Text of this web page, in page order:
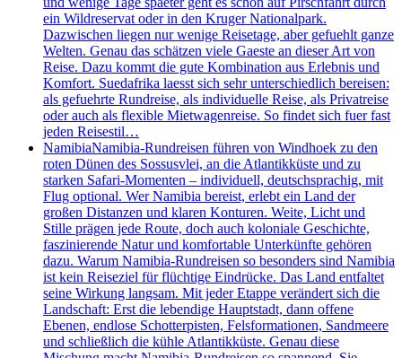
ein Wildreservat oder in den Kruger Nationalpark.
Dazwischen liegen nur wenige Reisetage, aber gefuehlt ganze
Welten. Genau das schätzen viele Gaeste an dieser Art von
Reise. Dazu kommt die gute Kombination aus Erlebnis und
Komfort. Suedafrika laesst sich sehr unterschiedlich bereisen:
als gefuehrte Rundreise, als individuelle Reise, als Privatreise
oder auch als flexible Mietwagenreise. So findet sich fuer fast
jeden Reisestil…
NamibiaNamibia-Rundreisen führen von Windhoek zu den
roten Dünen des Sossusvlei, an die Atlantikküste und zu
starken Safari-Momenten – individuell, deutschsprachig, mit
Flug optional. Wer Namibia bereist, erlebt ein Land der
großen Distanzen und klaren Konturen. Weite, Licht und
Stille prägen jede Route, doch auch koloniale Geschichte,
faszinierende Natur und komfortable Unterkünfte gehören
dazu. Warum Namibia-Rundreisen so besonders sind Namibia
ist kein Reiseziel für flüchtige Eindrücke. Das Land entfaltet
seine Wirkung langsam. Mit jeder Etappe verändert sich die
Landschaft: Erst die lebendige Hauptstadt, dann offene
Ebenen, endlose Schotterpisten, Felsformationen, Sandmeere
und schließlich die kühle Atlantikküste. Genau diese